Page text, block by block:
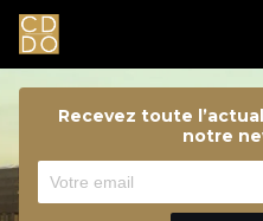
Recevez toute
notre